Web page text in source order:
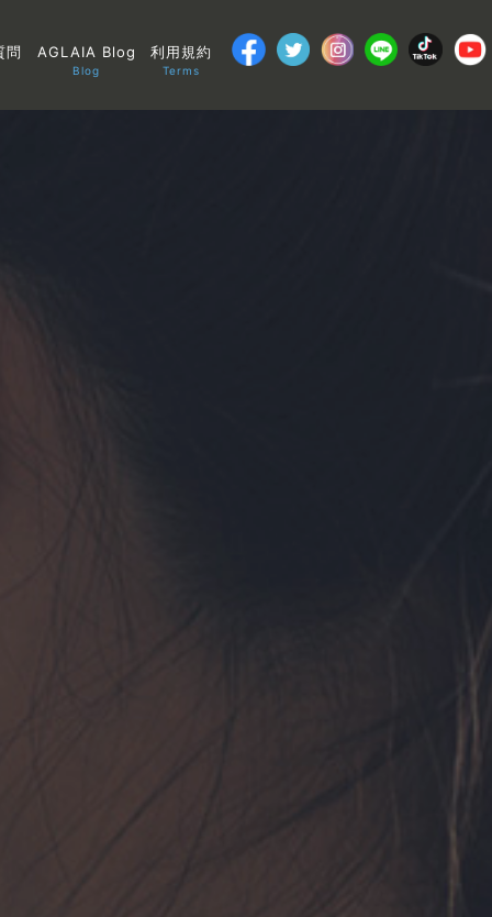
問 AGLAIA Blog
Blog
利用規約
Terms